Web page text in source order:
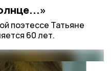
поэтессе Татьяне
60 лет.